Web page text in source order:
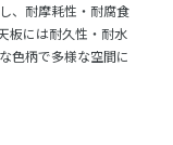
、耐摩耗性・耐腐食
板には耐久性・耐水
色柄で多様な空間に